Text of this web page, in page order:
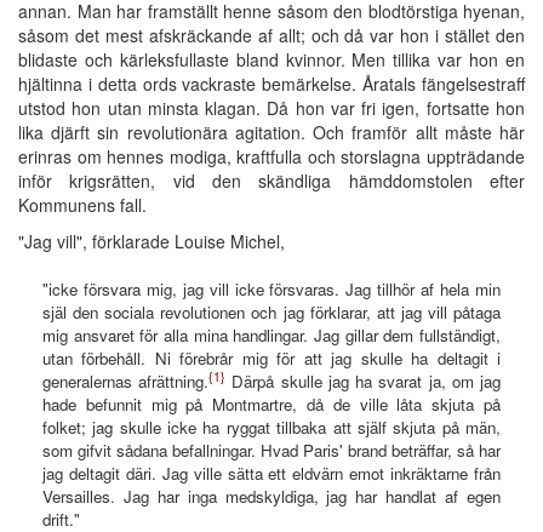
annan. Man har framställt henne såsom den blodtörstiga hyenan,
såsom det mest afskräckande af allt; och då var hon i stället den
blidaste och kärleksfullaste bland kvinnor. Men tillika var hon en
hjältinna i detta ords vackraste bemärkelse. Åratals fängelsestraff
utstod hon utan minsta klagan. Då hon var fri igen, fortsatte hon
lika djärft sin revolutionära agitation. Och framför allt måste här
erinras om hennes modiga, kraftfulla och storslagna uppträdande
inför krigsrätten, vid den skändliga hämddomstolen efter
Kommunens fall.
"Jag vill", förklarade Louise Michel,
"icke försvara mig, jag vill icke försvaras. Jag tillhör af hela min
själ den sociala revolutionen och jag förklarar, att jag vill påtaga
mig ansvaret för alla mina handlingar. Jag gillar dem fullständigt,
utan förbehåll. Ni förebrår mig för att jag skulle ha deltagit i
generalernas afrättning.{1} Därpå skulle jag ha svarat ja, om jag
hade befunnit mig på Montmartre, då de ville låta skjuta på
folket; jag skulle icke ha ryggat tillbaka att själf skjuta på män,
som gifvit sådana befallningar. Hvad Paris' brand beträffar, så har
jag deltagit däri. Jag ville sätta ett eldvärn emot inkräktarne från
Versailles. Jag har inga medskyldiga, jag har handlat af egen
drift."